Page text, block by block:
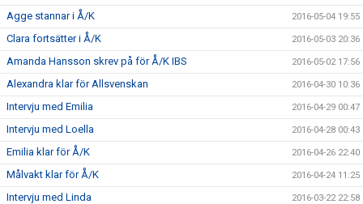
Agge stannar i Å/K 2016-05-04 19:55
Clara fortsätter i Å/K 2016-05-03 20:36
Amanda Hansson skrev på för Å/K IBS 2016-05-02 17:56
Alexandra klar för Allsvenskan 2016-04-30 10:36
Intervju med Emilia 2016-04-29 00:47
Intervju med Loella 2016-04-28 00:43
Emilia klar för Å/K 2016-04-26 22:40
Målvakt klar för Å/K 2016-04-24 11:25
Intervju med Linda 2016-03-22 22:58